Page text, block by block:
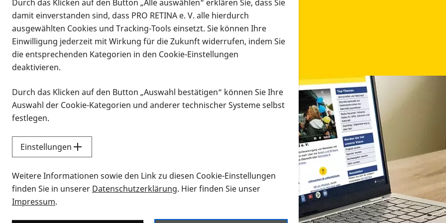
Infomaterial
Infomaterial
Vorlesen
Alle Infomaterialien in verschiedenen Formaten an
Sie möchten wissen, wie Sie nach Infonmaterial suchen und dieses bestellen bzw. herunterladen
Durch das Klicken auf den Button „Alle auswählen“ erklären Sie, dass Sie
damit einverstanden sind, dass PRO RETINA e. V. alle hierdurch
ausgewählten Cookies und Tracking-Tools einsetzt. Sie können Ihre
Einwilligung jederzeit mit Wirkung für die Zukunft widerrufen, indem Sie
die entsprechenden Kategorien in den Cookie-Einstellungen
deaktivieren.
Durch das Klicken auf den Button „Auswahl bestätigen“ können Sie Ihre
Auswahl der Cookie-Kategorien und anderer technischer Systeme selbst
festlegen.
Einstellungen
Weitere Informationen sowie den Link zu diesen Cookie-Einstellungen
finden Sie in unserer Datenschutzerklärung. Hier finden Sie unser
Impressum.